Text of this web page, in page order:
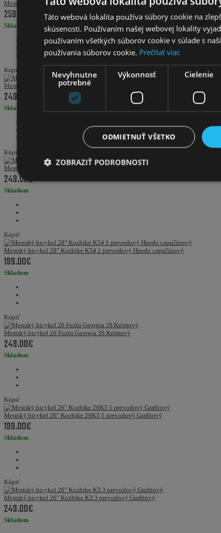
Mestský bicykel 28" Kozbike K4 Ružový 7 prevodový
259.00€
Skladom
Kúpiť
Mestský bicykel 28" Kozbike K47 3 prevodový Bordový, čierne kolesá
249.00€
Skladom
Kúpiť
Mestský bicykel 28" Kozbike K51 3 prevodový Bielo-čierny
249.00€
Skladom
Kúpiť
Mestský bicykel 28" Kozbike K54 1 prevodový Hnedo capučínový
199.00€
Skladom
Kúpiť
Mestský bicykel 26 Fuzlu Georgia 3S Krémový
249.00€
Skladom
Kúpiť
Mestský bicykel 26" Kozbike 26K3 1 prevodový Grafitový
199.00€
Skladom
Kúpiť
Mestský bicykel 26" Kozbike K3 3 prevodový Grafitový
249.00€
Skladom
Táto webová lokalita používa súbory cookie na
skúsenosti. Používaním našej webovej lokality
používaním všetkých súborov cookie v súlade s
používania súborov cookie. Prečítať viac
Nevyhnutne
potrebné
Výkonnosť Cielenie
ODMIETNUŤ VŠETKO
ZOBRAZIŤ PODROBNOSTI